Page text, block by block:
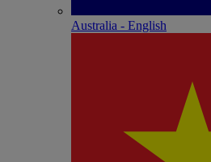
Australia - English